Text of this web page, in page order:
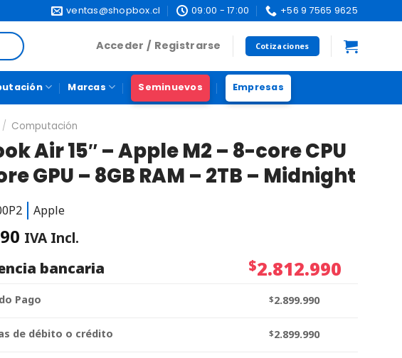
ventas@shopbox.cl 09:00 - 17:00 +56 9 7565 9625
Acceder / Registrarse Cotizaciones
Marcas Seminuevos Empresas
/ Computación
Air 15″ – Apple M2 – 8-core CPU
GPU – 8GB RAM – 2TB – Midnight
Apple
IVA Incl.
bancaria
$2.812.990
Pago $2.899.990
de débito o crédito $2.899.990